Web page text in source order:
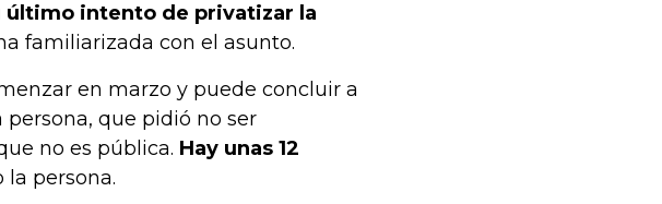
último intento de privatizar la
familiarizada con el asunto.
en marzo y puede concluir a
que pidió no ser
no es pública. Hay unas 12
la persona.